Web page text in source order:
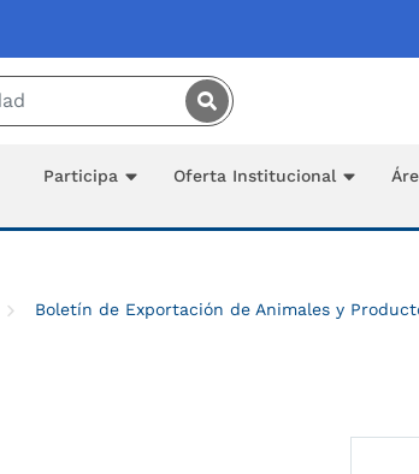
Participa Oferta Institucional
Boletín de Exportación de Animales y